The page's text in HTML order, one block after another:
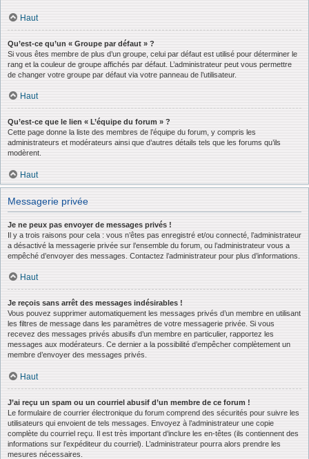
Haut
Qu’est-ce qu’un « Groupe par défaut » ?
Si vous êtes membre de plus d’un groupe, celui par défaut est utilisé pour déterminer le
rang et la couleur de groupe affichés par défaut. L’administrateur peut vous permettre
de changer votre groupe par défaut via votre panneau de l’utilisateur.
Haut
Qu’est-ce que le lien « L’équipe du forum » ?
Cette page donne la liste des membres de l’équipe du forum, y compris les
administrateurs et modérateurs ainsi que d’autres détails tels que les forums qu’ils
modèrent.
Haut
Messagerie privée
Je ne peux pas envoyer de messages privés !
Il y a trois raisons pour cela : vous n’êtes pas enregistré et/ou connecté, l’administrateur
a désactivé la messagerie privée sur l’ensemble du forum, ou l’administrateur vous a
empêché d’envoyer des messages. Contactez l’administrateur pour plus d’informations.
Haut
Je reçois sans arrêt des messages indésirables !
Vous pouvez supprimer automatiquement les messages privés d’un membre en utilisant
les filtres de message dans les paramètres de votre messagerie privée. Si vous
recevez des messages privés abusifs d’un membre en particulier, rapportez les
messages aux modérateurs. Ce dernier a la possibilité d’empêcher complètement un
membre d’envoyer des messages privés.
Haut
J’ai reçu un spam ou un courriel abusif d’un membre de ce forum !
Le formulaire de courrier électronique du forum comprend des sécurités pour suivre les
utilisateurs qui envoient de tels messages. Envoyez à l’administrateur une copie
complète du courriel reçu. Il est très important d’inclure les en-têtes (ils contiennent des
informations sur l’expéditeur du courriel). L’administrateur pourra alors prendre les
mesures nécessaires.